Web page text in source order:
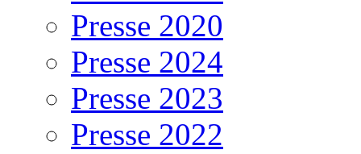
Presse 2020
Presse 2024
Presse 2023
Presse 2022